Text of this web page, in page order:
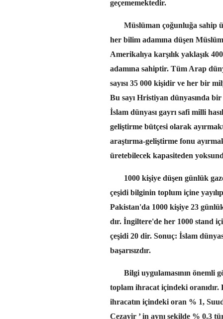
geçememektedir.
Müslüman çoğunluğa sahip
her bilim adamına düşen
Amerikalıya karşılık yaklaşık
adamına sahiptir. Tüm Arap
sayısı 35 000 kişidir ve her bir
Bu sayı Hristiyan dünyasında
İslam dünyası gayrı safi milli
geliştirme bütçesi olarak
araştırma-geliştirme fonu
üretebilecek kapasiteden
1000 kişiye düşen günlük
çeşidi bilginin toplum içine
Pakistan'da 1000 kişiye 23
dır. İngiltere'de her 1000 stand
çeşidi 20 dir. Sonuç: İslam
başarısızdır.
Bilgi uygulamasının önemli
toplam ihracat içindeki oranıdır.
ihracatın içindeki oran % 1,
Cezayir ’ in aynı şekilde % 0.3